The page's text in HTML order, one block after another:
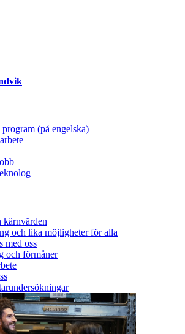
program (på engelska)
kärnvärden
och lika möjligheter för alla
med oss
och förmåner